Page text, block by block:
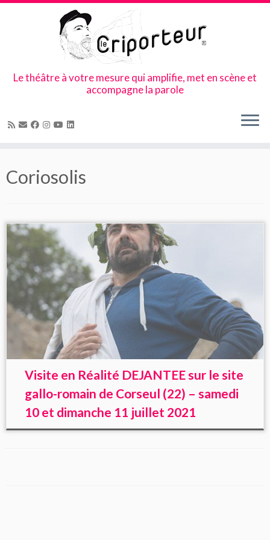
content
Le théâtre à votre mesure qui amplifie, met en scène et
accompagne la parole
Coriosolis
Visite en Réalité DEJANTEE sur le site
gallo-romain de Corseul (22) – samedi
10 et dimanche 11 juillet 2021